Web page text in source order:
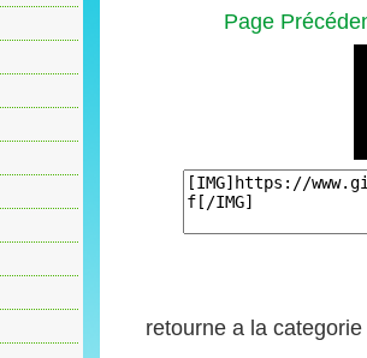
Page
retourne a la categorie